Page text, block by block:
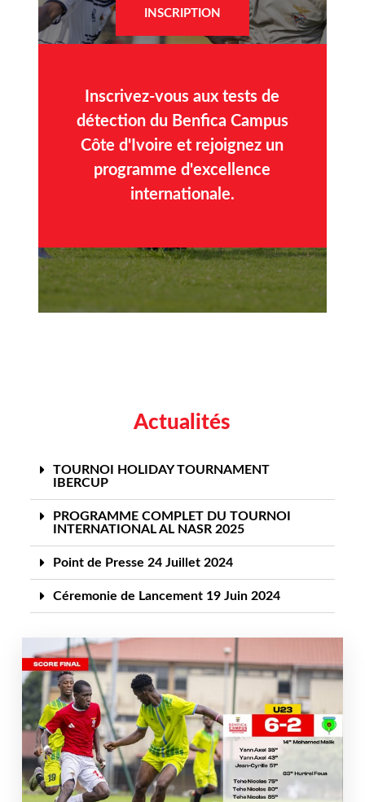
INSCRIPTION
Inscrivez-vous aux tests de
détection du Benfica Campus
Côte d'Ivoire et rejoignez un
programme d'excellence
internationale.
Actualités
TOURNOI HOLIDAY TOURNAMENT
IBERCUP
PROGRAMME COMPLET DU TOURNOI
INTERNATIONAL AL NASR 2025
Point de Presse 24 Juillet 2024
Céremonie de Lancement 19 Juin 2024